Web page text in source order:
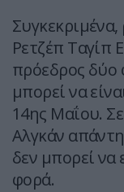
Ρετζέπ Ταγίπ
πρόεδρος δύο
μπορεί να
14ης Μαΐου.
Αλγκάν
δεν μπορεί να
φορά.